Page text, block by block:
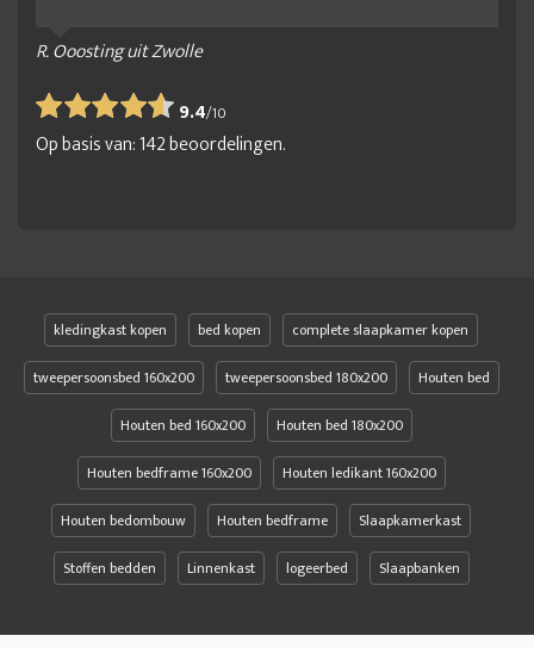
R. Ooosting uit Zwolle
9.4/10
Op basis van:142beoordelingen.
kledingkast kopen bed kopen
complete slaapkamer kopen
tweepersoonsbed 160x200
tweepersoonsbed 180x200
Houten bed
Houten bed 160x200
Houten bed 180x200
Houten bedframe 160x200
Houten ledikant 160x200
Houten bedombouw
Houten bedframe
Slaapkamerkast
Stoffen bedden
Linnenkast logeerbed Slaapbanken